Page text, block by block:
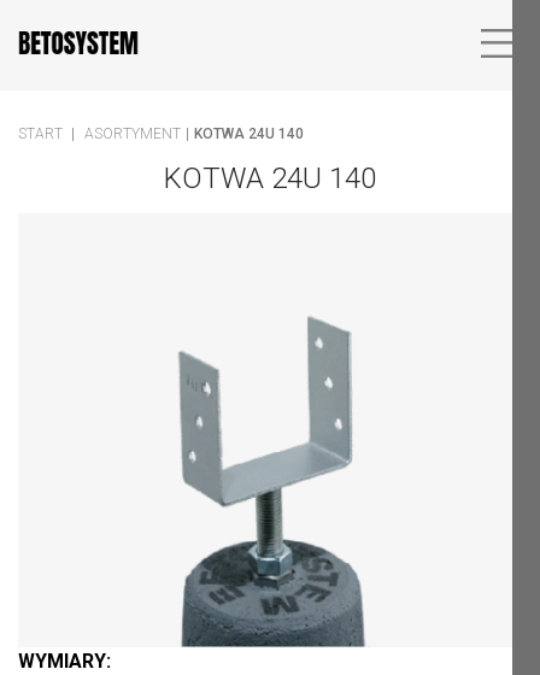
START ASORTYMENT KOTWA 24U 140
KOTWA 24U 140
WYMIARY: